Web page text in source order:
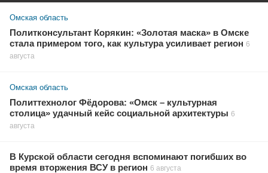
Омская область
Политконсультант Корякин: «Золотая маска» в Омске
стала примером того, как культура усиливает регион 6
августа
Омская область
Политтехнолог Фёдорова: «Омск – культурная
столица» удачный кейс социальной архитектуры 6
августа
В Курской области сегодня вспоминают погибших во
время вторжения ВСУ в регион 6 августа